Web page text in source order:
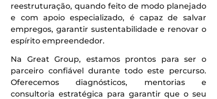
reestruturação, quando feito de modo planejado
e com apoio especializado, é capaz de salvar
empregos, garantir sustentabilidade e renovar o
espírito empreendedor.
Na Great Group, estamos prontos para ser o
parceiro confiável durante todo este percurso.
Oferecemos diagnósticos, mentorias e
consultoria estratégica para garantir que o seu